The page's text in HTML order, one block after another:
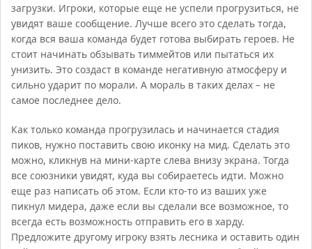
загрузки. Игроки, которые еще не успели прогрузиться, не
увидят ваше сообщение. Лучше всего это сделать тогда,
когда вся ваша команда будет готова выбирать героев. Не
стоит начинать обзывать тиммейтов или пытаться их
унизить. Это создаст в команде негативную атмосферу и
сильно ударит по морали. А мораль в таких делах – не
самое последнее дело.
Как только команда прогрузилась и начинается стадия
пиков, нужно поставить свою иконку на мид. Сделать это
можно, кликнув на мини-карте слева внизу экрана. Тогда
все союзники увидят, куда вы собираетесь идти. Можно
еще раз написать об этом. Если кто-то из ваших уже
пикнул мидера, даже если вы сделали все возможное, то
всегда есть возможность отправить его в харду.
Предложите другому игроку взять лесника и оставить один